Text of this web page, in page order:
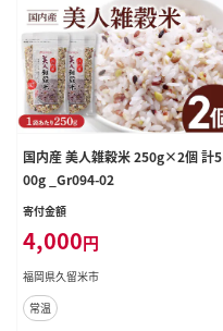
国内産 美人雑穀米 250g×2個 計5
00g _Gr094-02
寄付金額
4,000円
福岡県久留米市
常温